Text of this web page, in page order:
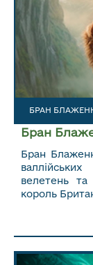
БРАН
Бран
Бран
велетень та
король